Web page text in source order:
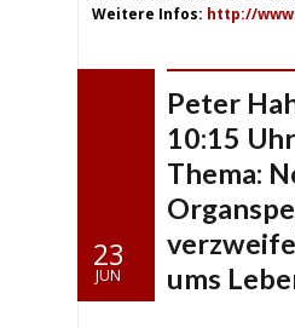
Weitere Infos: http://
23
JUN
Peter
10:15 Uhr
Thema:
ums